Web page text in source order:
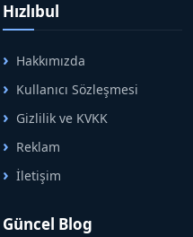
Hızlıbul
Hakkımızda
Kullanıcı Sözleşmesi
Gizlilik ve KVKK
Reklam
İletişim
Güncel Blog